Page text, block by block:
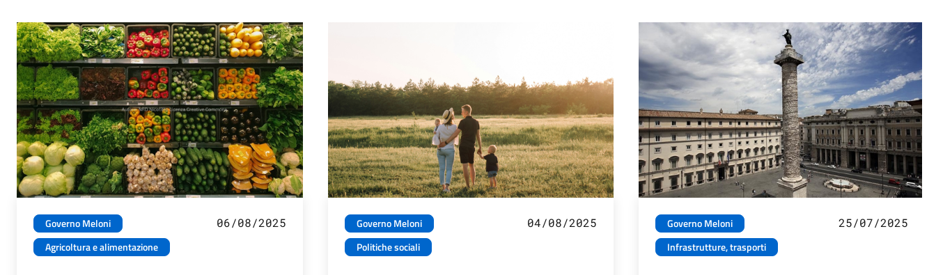
Governo Meloni
Agricoltura e alimentazione
06/08/2025
Governo Meloni
Politiche sociali
04/08/2025
Governo Meloni
Infrastrutture, trasporti
25/07/2025